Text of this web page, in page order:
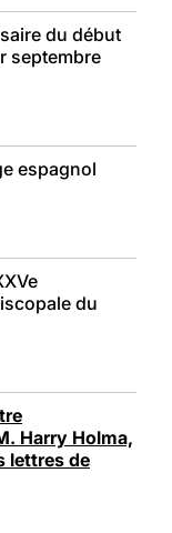
du début
septembre
espagnol
du
Harry Holma,
lettres de